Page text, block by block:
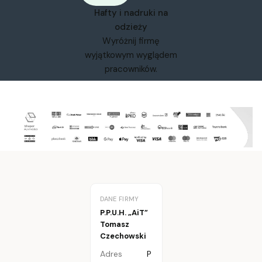
Hafty i nadruki na
odzieży
Wyróżnij firmę
wyjątkowym wyglądem
pracowników.
DANE FIRMY
P.P.U.H. „AiT”
Tomasz
Czechowski
Adres
P